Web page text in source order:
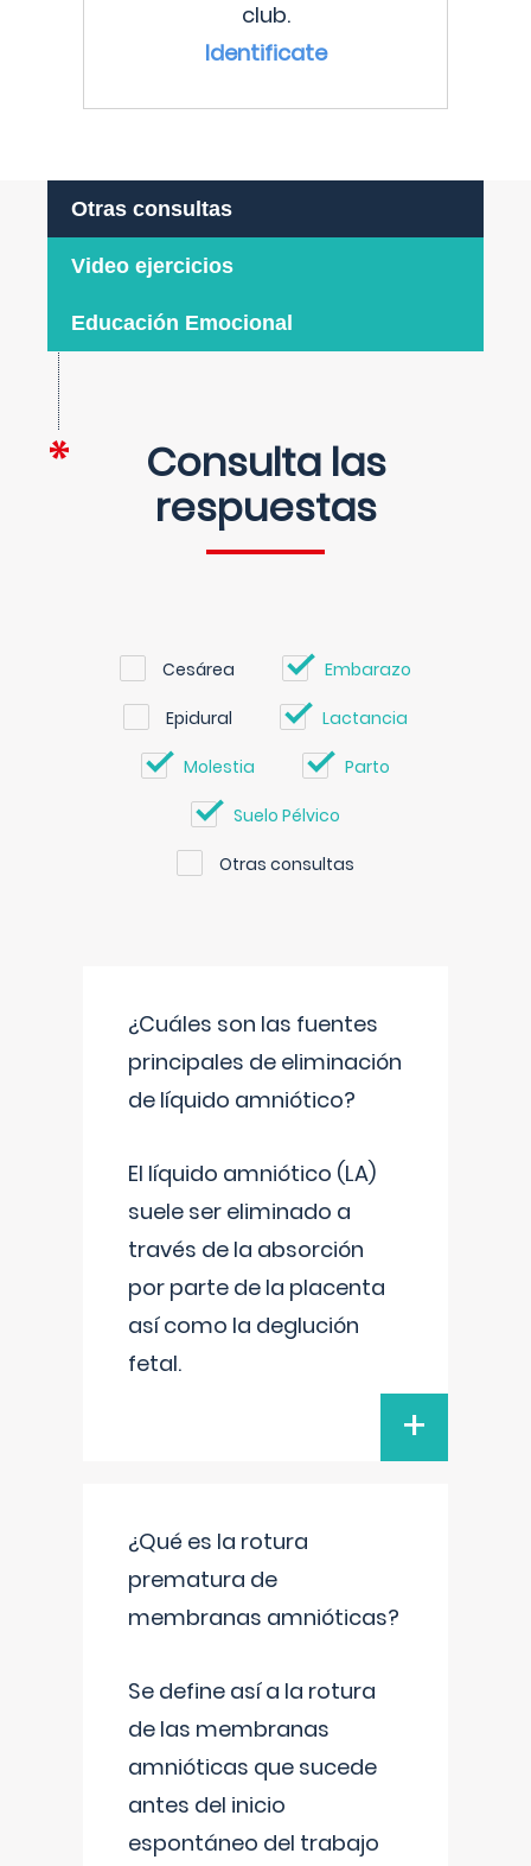
club.
Identificate
Otras consultas
Video ejercicios
Educación Emocional
Consulta las
respuestas
Cesárea Embarazo
Epidural Lactancia
Molestia Parto
Suelo Pélvico
Otras consultas
¿Cuáles son las fuentes
principales de eliminación
de líquido amniótico?
El líquido amniótico (LA)
suele ser eliminado a
través de la absorción
por parte de la placenta
así como la deglución
fetal.
+
¿Qué es la rotura
prematura de
membranas amnióticas?
Se define así a la rotura
de las membranas
amnióticas que sucede
antes del inicio
espontáneo del trabajo